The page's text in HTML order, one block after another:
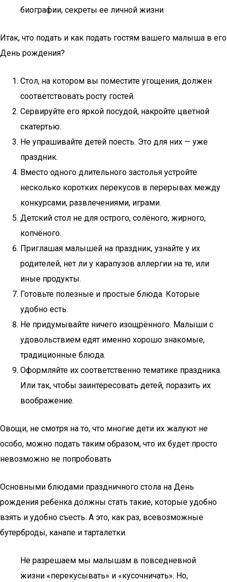
биографии, секреты ее личной жизни
Итак, что подать и как подать гостям вашего малыша в его
День рождения?
Стол, на котором вы поместите угощения, должен
соответствовать росту гостей.
Сервируйте его яркой посудой, накройте цветной
скатертью.
Не упрашивайте детей поесть. Это для них — уже
праздник.
Вместо одного длительного застолья устройте
несколько коротких перекусов в перерывах между
конкурсами, развлечениями, играми.
Детский стол не для острого, солёного, жирного,
копчёного.
Приглашая малышей на праздник, узнайте у их
родителей, нет ли у карапузов аллергии на те, или
иные продукты.
Готовьте полезные и простые блюда. Которые
удобно есть.
Не придумывайте ничего изощрённого. Малыши с
удовольствием едят именно хорошо знакомые,
традиционные блюда.
Оформляйте их соответственно тематике праздника.
Или так, чтобы заинтересовать детей, поразить их
воображение.
Овощи, не смотря на то, что многие дети их жалуют не
особо, можно подать таким образом, что их будет просто
невозможно не попробовать
Основными блюдами праздничного стола на День
рождения ребёнка должны стать такие, которые удобно
взять и удобно съесть. А это, как раз, всевозможные
бутерброды, канапе и тарталетки.
Не разрешаем мы малышам в повседневной
жизни «перекусывать» и «кусочничать». Но,